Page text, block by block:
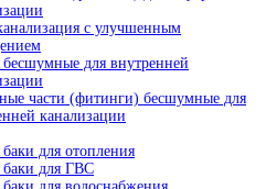
с улучшенным
для внутренней
части (фитинги) бесшумные для
канализации
для отопления
для ГВС